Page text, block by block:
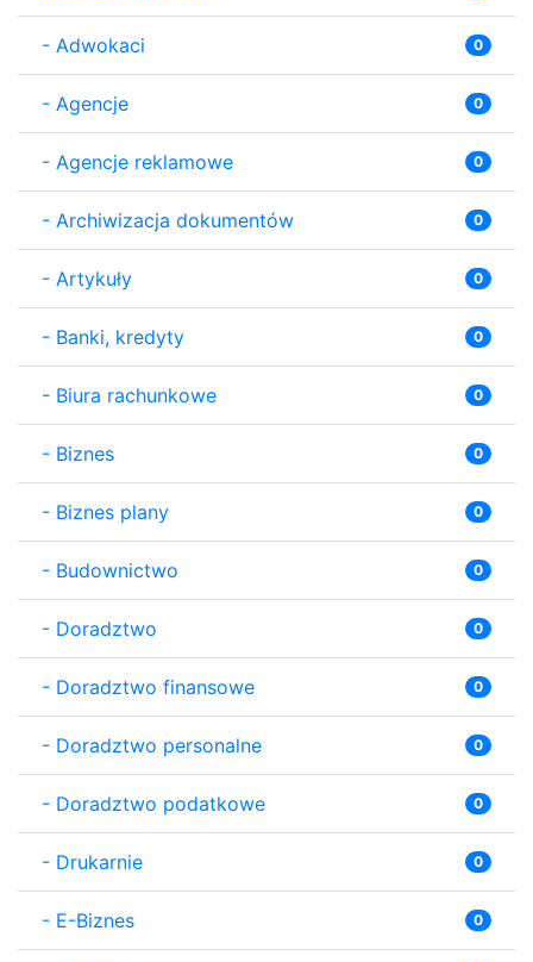
- Adwokaci 0
- Agencje 0
- Agencje reklamowe 0
- Archiwizacja dokumentów 0
- Artykuły 0
- Banki, kredyty 0
- Biura rachunkowe 0
- Biznes 0
- Biznes plany 0
- Budownictwo 0
- Doradztwo 0
- Doradztwo finansowe 0
- Doradztwo personalne 0
- Doradztwo podatkowe 0
- Drukarnie 0
- E-Biznes 0